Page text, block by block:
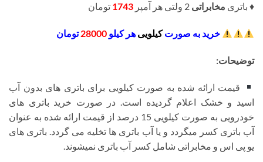
♦️ باتری مخابراتی 1743 تومان
خرید به صورتکیلویی هر کیلو 28000تومان
توضیحات:
قیمت ارائه شده به صورت کیلویی برای باتری های بدون آب
اسید و خشک اعلام گردیده است. در صورت خرید باتری های
خودرویی به صورت کیلویی 15 درصد از قیمت ارائه شده به عنوان
آب باتری کسر میگردد و یا آب باتری ها تخلیه می گردد. باتری های
یو پی اس و مخابراتی شامل کسر آب باتری نمیشوند.